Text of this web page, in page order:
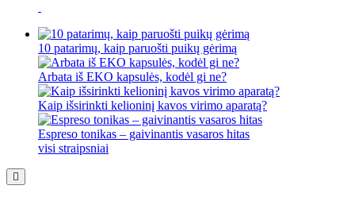
10 patarimų, kaip paruošti puikų gėrimą
Arbata iš EKO kapsulės, kodėl gi ne?
Kaip išsirinkti kelioninį kavos virimo aparatą?
Espreso tonikas – gaivinantis vasaros hitas
visi straipsniai